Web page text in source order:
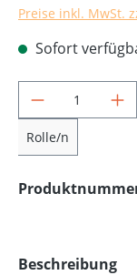
Preise inkl. MwSt.
Sofort
Produkt
Rolle/n
Beschreibung